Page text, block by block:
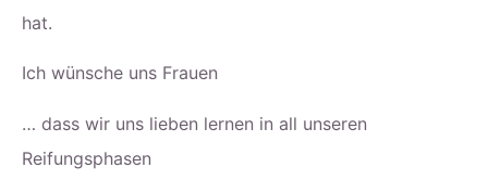
hat.
Ich wünsche uns Frauen
… dass wir uns lieben lernen in all unseren
Reifungsphasen